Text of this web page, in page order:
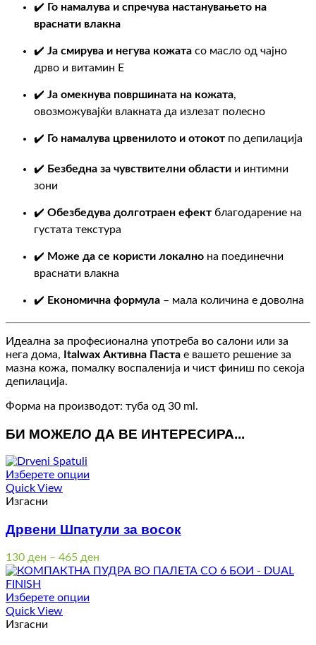
✔️ Го намалува и спречува настанувањето на
враснати влакна
✔️ Ја смирува и негува кожата со масло од чајно
дрво и витамин Е
✔️ Ја омекнува површината на кожата,
овозможувајќи влакната да излезат полесно
✔️ Го намалува црвенилото и отокот по депилација
✔️ Безбедна за чувствителни области и интимни
зони
✔️ Обезбедува долготраен ефект благодарение на
густата текстура
✔️ Може да се користи локално на поединечни
враснати влакна
✔️ Економична формула – мала количина е доволна
Идеална за професионална употреба во салони или за
нега дома,
Italwax Активна Паста е вашето решение за
мазна кожа, помалку воспаленија и чист финиш по секоја
депилација.
Форма на производот: туба од 30 ml.
БИ МОЖЕЛО ДА ВЕ ИНТЕРЕСИРА...
Изберете опции
Quick View
Изгасни
Дрвени Шпатули за восок
130 ден – 465 ден
range:
Изберете опции
Quick View
Изгасни